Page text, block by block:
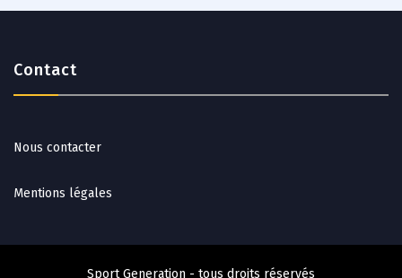
Contact
Nous contacter
Mentions légales
Sport Generation - tous droits réservés